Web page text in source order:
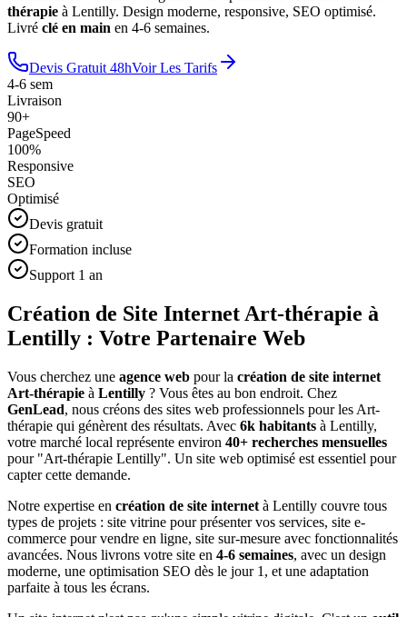
thérapie à Lentilly. Design moderne, responsive, SEO optimisé.
Livré clé en main en 4-6 semaines.
Devis Gratuit 48hVoir Les Tarifs
4-6 sem
Livraison
90+
PageSpeed
100%
Responsive
SEO
Optimisé
Devis gratuit
Formation incluse
Support 1 an
Création de Site Internet Art-thérapie à
Lentilly : Votre Partenaire Web
Vous cherchez une agence web pour la création de site internet
Art-thérapie à Lentilly ? Vous êtes au bon endroit. Chez
GenLead, nous créons des sites web professionnels pour les Art-
thérapie qui génèrent des résultats. Avec 6k habitants à Lentilly,
votre marché local représente environ 40+ recherches mensuelles
pour "Art-thérapie Lentilly". Un site web optimisé est essentiel pour
capter cette demande.
Notre expertise en création de site internet à Lentilly couvre tous
types de projets : site vitrine pour présenter vos services, site e-
commerce pour vendre en ligne, site sur-mesure avec fonctionnalités
avancées. Nous livrons votre site en 4-6 semaines, avec un design
moderne, une optimisation SEO dès le jour 1, et une adaptation
parfaite à tous les écrans.